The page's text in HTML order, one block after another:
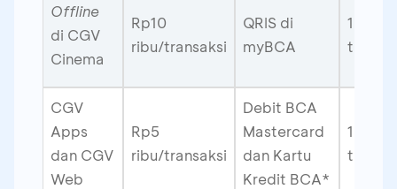
Offline
di CGV
Cinema
Rp10
ribu/transaksi
QRIS di
myBCA
100
CGV
Apps
dan CGV
Web
Rp5
ribu/transaksi
Debit BCA
Mastercard
dan Kartu
Kredit BCA*
100